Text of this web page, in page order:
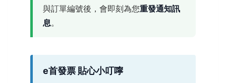
與訂單編號後，會即刻為您重發通知訊
息。
e首發票 貼心小叮嚀